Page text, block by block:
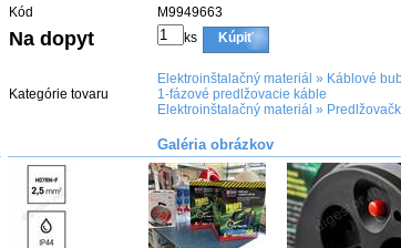
Kód M9949663
Na dopyt ks Kúpiť
Kategórie tovaru
Elektroinštalačný materiál » Káblové
1-fázové predlžovacie káble
Elektroinštalačný materiál »
Galéria obrázkov